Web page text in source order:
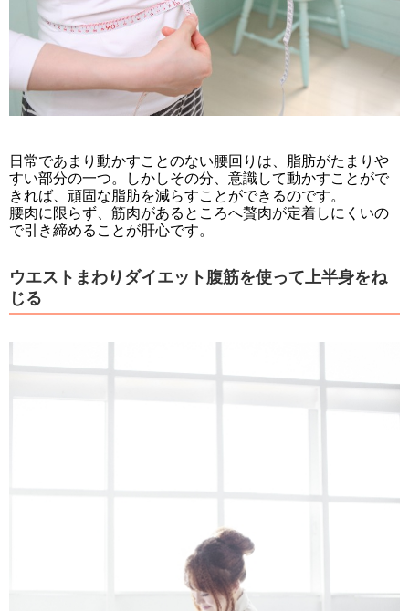
日常であまり動かすことのない腰回りは、脂肪がたまりや
すい部分の一つ。しかしその分、意識して動かすことがで
きれば、頑固な脂肪を減らすことができるのです。
腰肉に限らず、筋肉があるところへ贅肉が定着しにくいの
で引き締めることが肝心です。
ウエストまわりダイエット腹筋を使って上半身をね
じる